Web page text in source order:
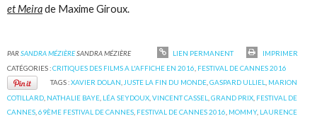
et Meirade Maxime Giroux.
PARSANDRA MÉZIÈRESANDRA MÉZIÈRE LIEN PERMANENT
IMPRIMER
CATÉGORIES :CRITIQUES DES FILMS A L'AFFICHE EN 2016 FESTIVAL DE CANNES 2016
TAGS :XAVIER DOLAN JUSTE LA FIN DU MONDE ,GASPARD ULLIEL
MARION
COTILLARD NATHALIE BAYE LÉA SEYDOUX ,VINCENT CASSEL ,GRAND PRIX FESTIVAL DE
CANNES ,69ÈME FESTIVAL DE CANNES FESTIVAL DE CANNES 2016 MOMMY, LAURENCE